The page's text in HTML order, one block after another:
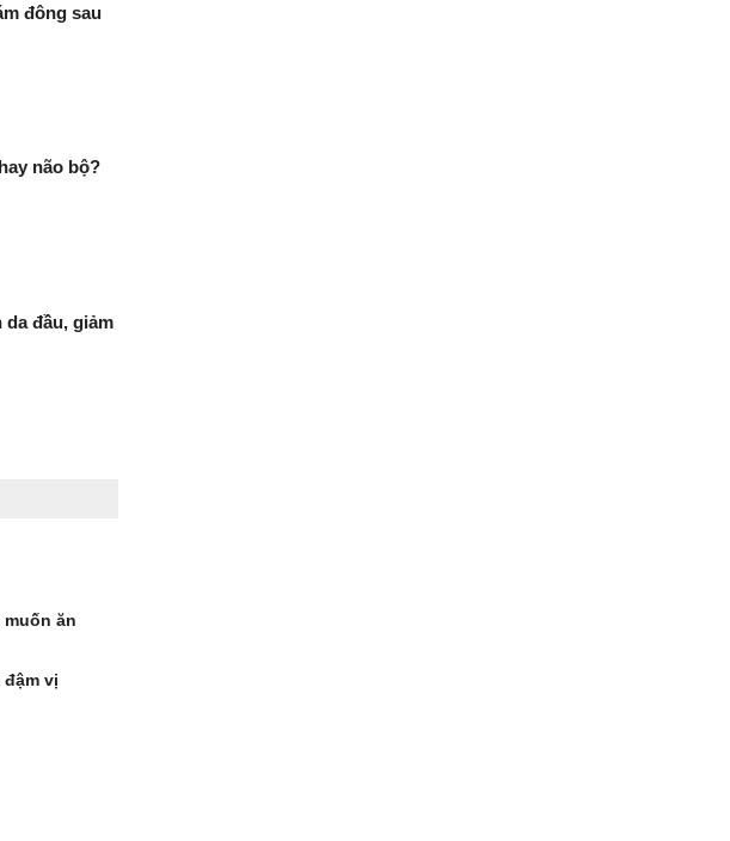
đông sau
não bộ?
da đầu, giảm
ăn
vị